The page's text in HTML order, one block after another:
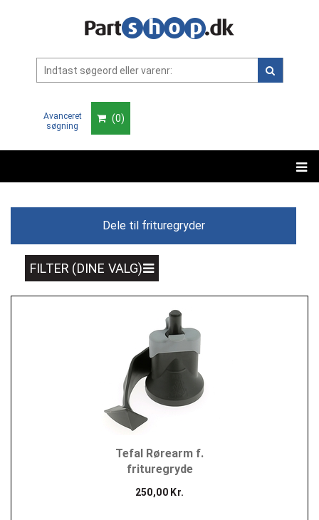
Avanceret
søgning
(0)
Dele til frituregryder
FILTER (DINE VALG)
Tefal Rørearm f.
frituregryde
250,00 Kr.